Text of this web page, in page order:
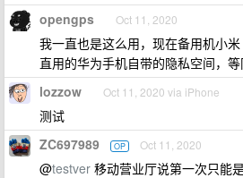
opengps Oct 11, 2020
我一直也是这么用，现在备用机小
直用的华为手机自带的隐私空间，
lozzow Oct 11, 2020 via iPhone
测试
ZC697989 OP Oct 11, 2020
@testver 移动营业厅说第一次只能